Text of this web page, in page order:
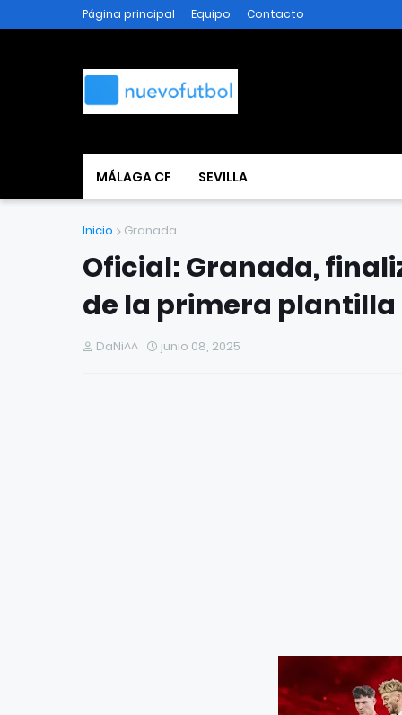
Página principal Equipo Contacto
MÁLAGA CF SEVILLA
Inicio Granada
Oficial: Granada,
de la primera plantilla
DaNi^^ junio 08, 2025